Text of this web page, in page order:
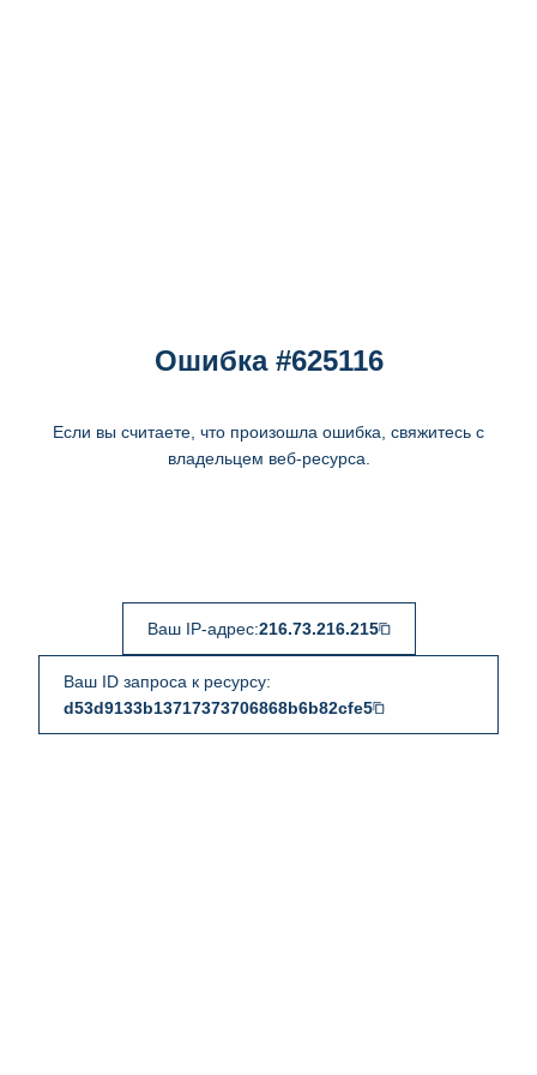
Ошибка #625116
Если вы считаете, что произошла ошибка, свяжитесь с
владельцем веб-ресурса.
Ваш IP-адрес:216.73.216.215
Ваш ID запроса к ресурсу:
d53d9133b13717373706868b6b82cfe5